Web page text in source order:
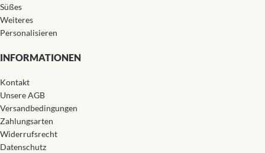
Süßes
Weiteres
Personalisieren
INFORMATIONEN
Kontakt
Unsere AGB
Versandbedingungen
Zahlungsarten
Widerrufsrecht
Datenschutz